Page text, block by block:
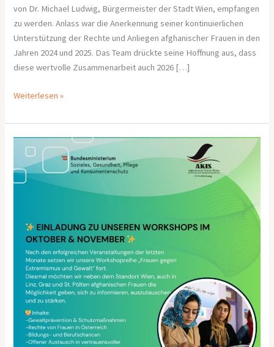
von Dr. Michael Ludwig, Bürgermeister der Stadt Wien, empfangen
zu werden. Anlass war die Anerkennung seiner kontinuierlichen
Unterstützung der Rechte und Anliegen afghanischer Frauen in den
Jahren 2024 und 2025. Das Team drückte seine Hoffnung aus, dass
diese wertvolle Zusammenarbeit auch 2026 […]
Weiterlesen »
Bericht
über
den
Frauen
gegen
Gewalt
und
Extremismus“